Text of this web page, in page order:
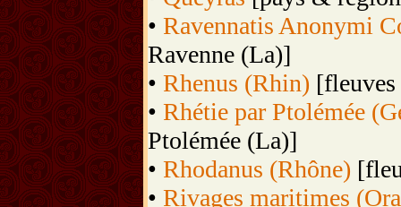
• Ravennatis Anonymi
Ravenne (La)]
• Rhenus (Rhin)
• Rhétie par Ptolémée
Ptolémée (La)]
• Rhodanus (Rhône)
• Rivages maritimes